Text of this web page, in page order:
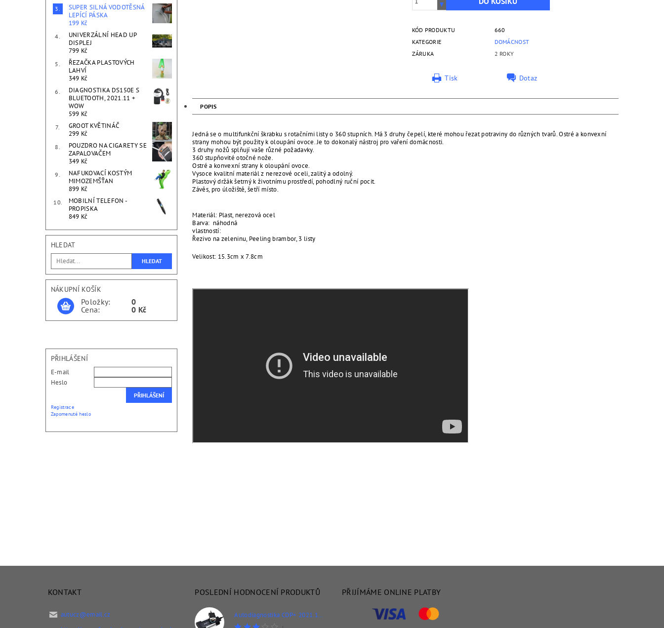
SUPER SILNÁ VODOTĚSNÁ
LEPÍCÍ PÁSKA
199 Kč
UNIVERZÁLNÍ HEAD UP
DISPLEJ
799 Kč
ŘEZAČKA PLASTOVÝCH
LAHVÍ
349 Kč
DIAGNOSTIKA DS150E S
BLUETOOTH, 2021.11 +
WOW
599 Kč
GROOT KVĚTINÁČ
299 Kč
POUZDRO NA CIGARETY SE
ZAPALOVAČEM
349 Kč
NAFUKOVACÍ KOSTÝM
MIMOZEMŠŤAN
899 Kč
MOBILNÍ TELEFON -
PROPISKA
849 Kč
HLEDAT
NÁKUPNÍ KOŠÍK
Položky:
Cena:
0
0 Kč
PŘIHLÁŠENÍ
E-mail
Heslo
Registrace
Zapomenuté heslo
KÓD PRODUKTU
660
KATEGORIE
DOMÁCNOST
ZÁRUKA
2 ROKY
Tisk Dotaz
POPIS
Jedná se o multifunkční škrabku s rotačními listy o 360 stupních. Má 3 druhy čepelí, které mohou řezat potraviny do různých tvarů. Ostré a konvexní
strany mohou být použity k oloupání ovoce. Je to dokonalý nástroj pro vaření domácnosti.
3 druhy nožů splňují vaše různé požadavky.
360 stupňovité otočné nože.
Ostré a konvexní strany k oloupání ovoce.
Vysoce kvalitní materiál z nerezové oceli, zalitý a odolný.
Plastový držák šetrný k životnímu prostředí, pohodlný ruční pocit.
Závěs, pro úložiště, šetří místo.
Materiál: Plast, nerezová ocel
Barva: náhodná
vlastností:
Řezivo na zeleninu, Peeling brambor, 3 listy
Velikost: 15.3cm x 7.8cm
KONTAKT
autucz@email.cz
POSLEDNÍ HODNOCENÍ PRODUKTŮ
Autodiagnostika CDP+ 2021.11 pro osobní i nákladní vozidla + WOW
PŘIJÍMÁME ONLINE PLATBY